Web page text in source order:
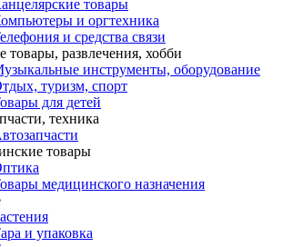
товары
и оргтехника
и средства связи
товары, развлечения, хобби
инструменты, оборудование
туризм, спорт
для детей
техника
товары
медицинского назначения
и упаковка